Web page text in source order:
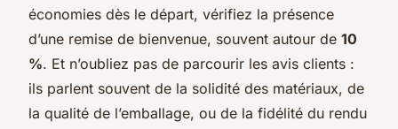
économies dès le départ, vérifiez la présence
d’une remise de bienvenue, souvent autour de 10
%. Et n’oubliez pas de parcourir les avis clients :
ils parlent souvent de la solidité des matériaux, de
la qualité de l’emballage, ou de la fidélité du rendu